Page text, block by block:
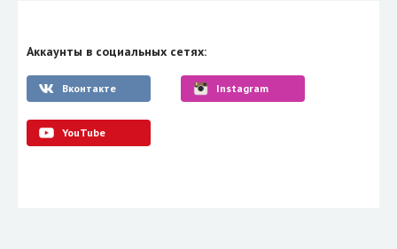
Аккаунты в социальных сетях:
Вконтакте Instagram
YouTube